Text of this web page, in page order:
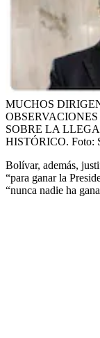
MUCHOS
SOBRE LA
HISTÓRICO. Foto:
Bolívar, además,
“para ganar la
“nunca nadie ha